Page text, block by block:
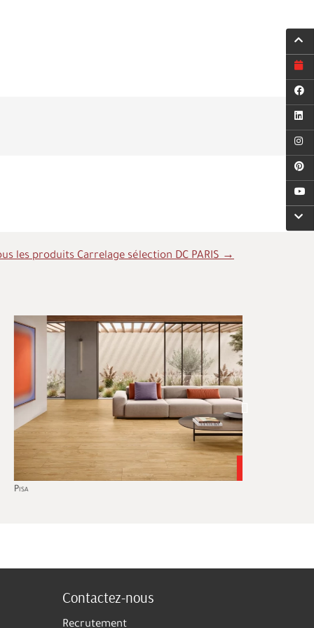
les produits Carrelage sélection DC PARIS →
Contactez-nous
Recrutement